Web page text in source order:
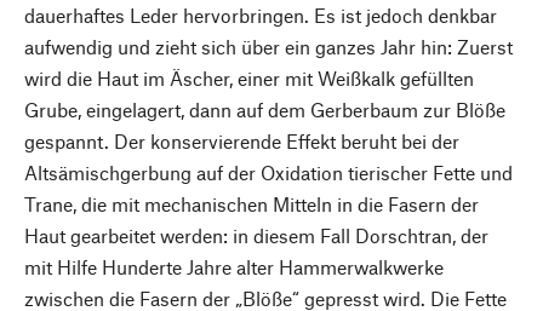
dauerhaftes Leder hervorbringen. Es ist jedoch denkbar
aufwendig und zieht sich über ein ganzes Jahr hin: Zuerst
wird die Haut im Äscher, einer mit Weißkalk gefüllten
Grube, eingelagert, dann auf dem Gerberbaum zur Blöße
gespannt. Der konservierende Effekt beruht bei der
Altsämischgerbung auf der Oxidation tierischer Fette und
Trane, die mit mechanischen Mitteln in die Fasern der
Haut gearbeitet werden: in diesem Fall Dorschtran, der
mit Hilfe Hunderte Jahre alter Hammerwalkwerke
zwischen die Fasern der „Blöße“ gepresst wird. Die Fette